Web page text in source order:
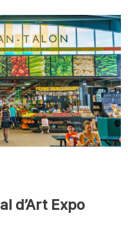
d’Art Expo